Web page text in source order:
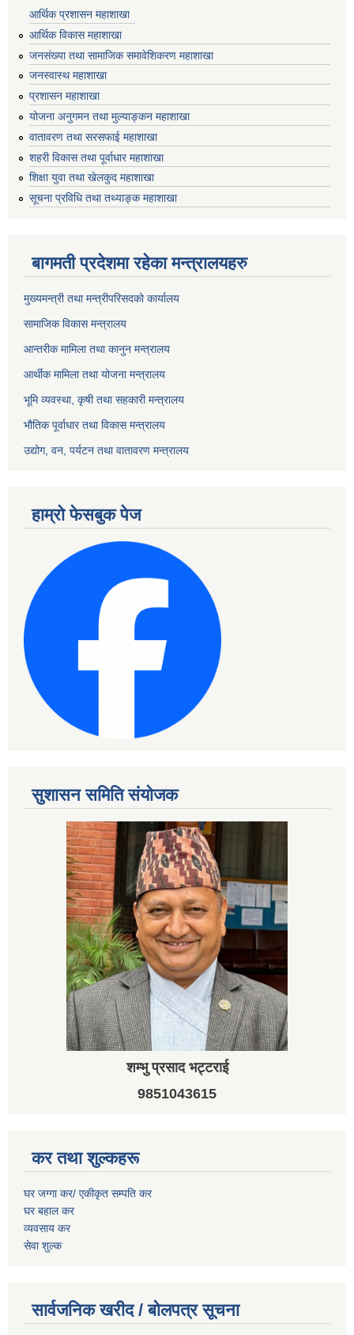
आर्थिक प्रशासन महाशाखा
आर्थिक विकास महाशाखा
जनसंख्या तथा सामाजिक समावेशिकरण महाशाखा
जनस्वास्थ महाशाखा
प्रशासन महाशाखा
योजना अनुगमन तथा मुल्याङ्कन महाशाखा
वातावरण तथा सरसफाई महाशाखा
शहरी विकास तथा पूर्वाधार महाशाखा
शिक्षा युवा तथा खेलकुद महाशाखा
सूचना प्रविधि तथा तथ्याङ्क महाशाखा
बागमती प्रदेशमा रहेका मन्त्रालयहरु
मुख्यमन्त्री तथा मन्त्रीपरिसदको कार्यालय
सामाजिक विकास मन्त्रालय
आन्तरीक मामिला तथा कानुन मन्त्रालय
आर्थीक मामिला तथा योजना मन्त्रालय
भूमि व्यवस्था, कृषी तथा सहकारी मन्त्रालय
भौतिक पूर्वाधार तथा विकास मन्त्रालय
उद्योग, वन, पर्यटन तथा वातावरण मन्त्रालय
हाम्रो फेसबुक पेज
सुशासन समिति संयोजक
शम्भु प्रसाद भट्टराई
9851043615
कर तथा शुल्कहरू
घर जग्गा कर/ एकीकृत सम्पति कर
घर बहाल कर
व्यवसाय कर
सेवा शुल्क
सार्वजनिक खरीद / बोलपत्र सूचना